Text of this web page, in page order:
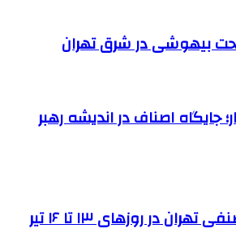
بیهوشی در شرق تهران
جایگاه اصناف در اندیشه رهبر
اتحادیه های صنفی تهران در روزهای ۱۳ تا ۱۶ تیر